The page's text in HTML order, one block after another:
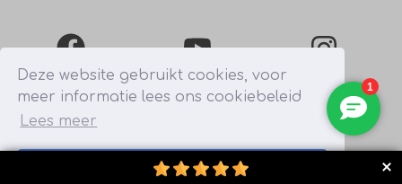
Deze website gebruikt cookies, voor
meer informatie lees ons cookiebeleid
Lees meer
Begrepen
© 2026 - Bonanza Verhuur